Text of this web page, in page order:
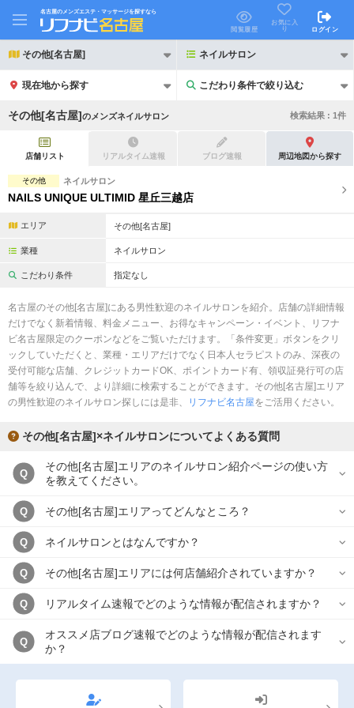
名古屋のメンズエステ・マッサージを探すなら
閲覧履歴
お気に入
り
ログイン
その他[名古屋] ネイルサロン
現在地から探す こだわり条件で絞り込む
こだわり条件で絞り込む
21時以降も受付
2名様歓迎 団体様歓迎
完全個室 半個室あり
ペアルームあり シャワー室完備
日本人スタッフのみ
スタッフ指名可 Ｗセラピスト
駅から徒歩5分以内
その他[名古屋]の メンズネイルサロン 検索結果 : 1件
店舗リスト リアルタイム速報 ブログ速報 周辺地図から探す
その他 ネイルサロン
NAILS UNIQUE ULTIMID 星丘三越店
エリア その他[名古屋]
業種 ネイルサロン
こだわり条件 指定なし
名古屋のその他[名古屋]にある男性歓迎のネイルサロンを紹介。店舗の詳細情報
だけでなく新着情報、料金メニュー、お得なキャンペーン・イベント、リフナ
ビ名古屋限定のクーポンなどをご覧いただけます。「条件変更」ボタンをクリ
ックしていただくと、業種・エリアだけでなく日本人セラピストのみ、深夜の
受付可能な店舗、クレジットカードOK、ポイントカード有、領収証発行可の店
舗等を絞り込んで、より詳細に検索することができます。その他[名古屋]エリア
の男性歓迎のネイルサロン探しには是非、
リフナビ名古屋をご活用ください。
その他[名古屋]×ネイルサロンについてよくある質問
Q
その他[名古屋]エリアのネイルサロン紹介ページの使い方
を教えてください。
Q その他[名古屋]エリアってどんなところ？
Q ネイルサロンとはなんですか？
Q その他[名古屋]エリアには何店舗紹介されていますか？
Q リアルタイム速報でどのような情報が配信されますか？
Q
オススメ店ブログ速報でどのような情報が配信されます
か？